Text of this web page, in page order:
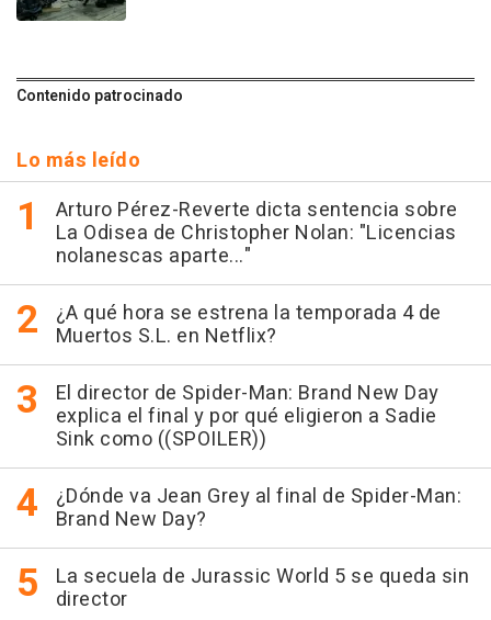
Contenido patrocinado
Lo más leído
Arturo Pérez-Reverte dicta sentencia sobre
La Odisea de Christopher Nolan: "Licencias
nolanescas aparte..."
¿A qué hora se estrena la temporada 4 de
Muertos S.L. en Netflix?
El director de Spider-Man: Brand New Day
explica el final y por qué eligieron a Sadie
Sink como ((SPOILER))
¿Dónde va Jean Grey al final de Spider-Man:
Brand New Day?
La secuela de Jurassic World 5 se queda sin
director